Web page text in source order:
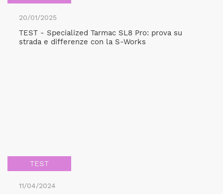
20/01/2025
TEST - Specialized Tarmac SL8 Pro: prova su
strada e differenze con la S-Works
TEST
11/04/2024